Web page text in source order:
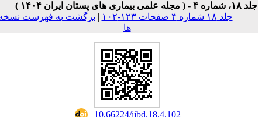
۴ - ( مجله علمی بیماری های پستان ایران ۱۴۰۴ )
جلد ۱۸ شماره ۴ صفحات ۱۲۳-۱۰۲
| برگشت به فهرست نسخه
ها
‎ 10.66224/ijbd.18.4.102